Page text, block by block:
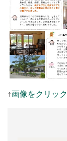
↑画像をクリック